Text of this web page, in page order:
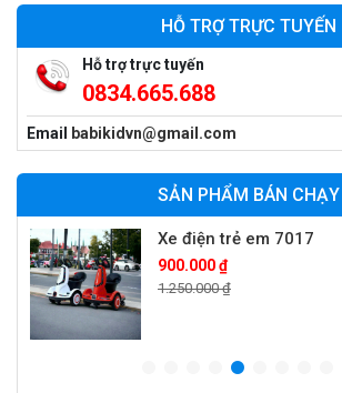
HỖ TRỢ TRỰC TUYẾN
Hỗ trợ trực tuyến
0834.665.688
Email babikidvn@gmail.com
SẢN PHẨM BÁN CHẠY
950.000 ₫
1.250.000 ₫
Xe điện trẻ em 7017
900.000 ₫
1.250.000 ₫
Xe ô tô điện trẻ em
2.600.000 ₫
3.250.000 ₫
Xe ô tô điện trẻ em địa